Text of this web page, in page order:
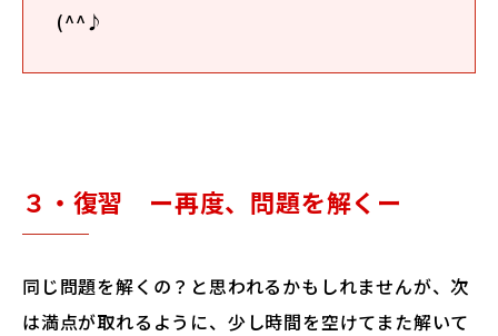
(^^♪
３・復習 ー再度、問題を解くー
同じ問題を解くの？と思われるかもしれませんが、次
は満点が取れるように、少し時間を空けてまた解いて